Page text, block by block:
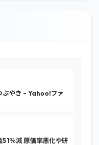
ぶやき - Yahoo!ファ
％減 原価率悪化や研